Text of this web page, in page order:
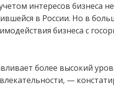
интересов бизнеса
в России. Но в
бизнеса с
более высокий
—